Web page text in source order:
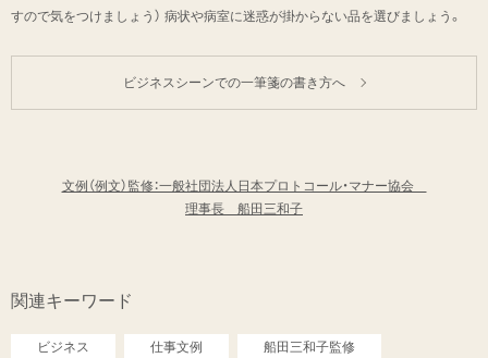
すので気をつけましょう） 病状や病室に迷惑が掛からない品を選びましょう。
ビジネスシーンでの一筆箋の書き方へ
文例（例文）監修：一般社団法人日本プロトコール・マナー協会
理事長 船田三和子
関連キーワード
ビジネス 仕事文例 船田三和子監修